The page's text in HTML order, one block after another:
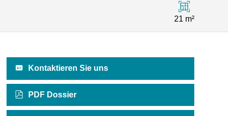
21 m²
Kontaktieren Sie uns
PDF Dossier